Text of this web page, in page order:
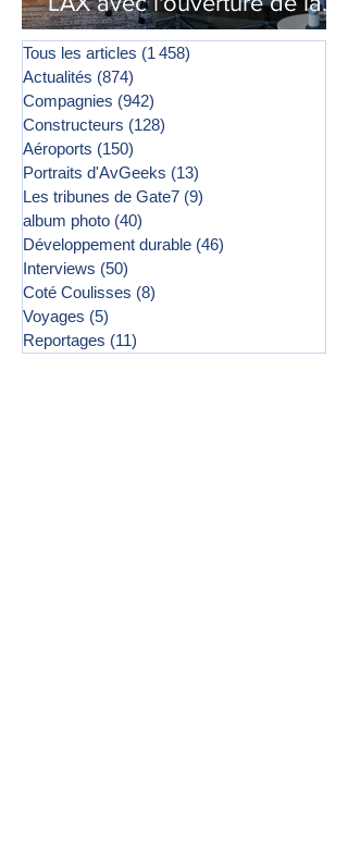
première phase d'un second
salon Delta One
Tous les articles (1 458)
Actualités (874)
Compagnies (942)
Constructeurs (128)
Aéroports (150)
Portraits d'AvGeeks (13)
Les tribunes de Gate7 (9)
album photo (40)
Développement durable (46)
Interviews (50)
Coté Coulisses (8)
Voyages (5)
Reportages (11)